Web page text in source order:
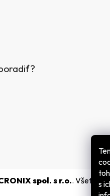
s
spol. s r.o.. Všetky